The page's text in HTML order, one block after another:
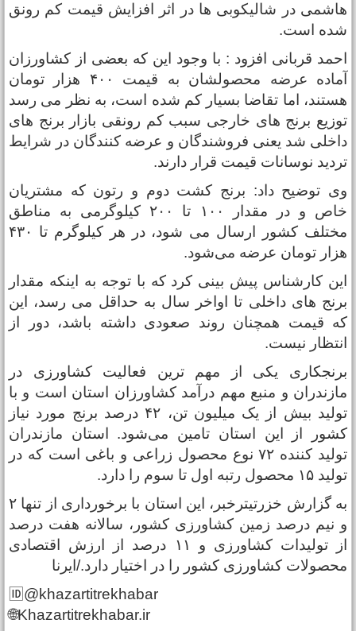
در شالیکوبی ها در اثر افزایش قیمت کم رونق
است.
قربانی افزود : با وجود این که بعضی از کشاورزان
آماده عرضه محصولشان به قیمت ۴۰۰ هزار تومان
اما تقاضا بسیار کم شده است، به نظر می رسد
برنج های خارجی سبب کم رونقی بازار برنج های
شد یعنی فروشندگان و عرضه کنندگان در شرایط
نوسانات قیمت قرار دارند.
توضیح داد: برنج کشت دوم و رتون که مشتریان
خاص و در مقدار ۱۰۰ تا ۲۰۰ کیلوگرمی به مناطق
مختلف کشور ارسال می شود، در هر کیلوگرم تا ۴۳۰
تومان عرضه می‌شود.
کارشناس پیش بینی کرد که با توجه به اینکه مقدار
های داخلی تا اواخر سال به حداقل می رسد، این
قیمت همچنان روند صعودی داشته باشد، دور از
نیست.
یکی از مهم ترین فعالیت کشاورزی در
و منبع مهم درآمد کشاورزان استان است و با
تولید بیش از یک میلیون تن، ۴۲ درصد برنج مورد نیاز
از این استان تامین می‌شود. استان مازندران
تولید کننده ۷۲ نوع محصول زراعی و باغی است که در
محصول رتبه اول تا سوم را دارد.
به گزارش خزرتیترخبر، این استان با برخورداری از تنها ۲
نیم درصد زمین کشاورزی کشور، سالانه هفت درصد
از تولیدات کشاورزی و ۱۱ درصد از ارزش اقتصادی
کشاورزی کشور را در اختیار دارد./ایرنا
🆔@khazartitrekhabar
🌐Khazartitrekhabar.ir